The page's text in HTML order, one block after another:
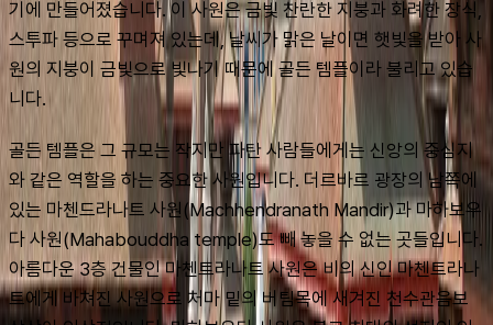
기에 만들어졌습니다. 이 사원은 금빛 찬란한 지붕과 화려한 장식,
스투파 등으로 꾸며져 있는데, 날씨가 맑은 날이면 햇빛을 받아 사
원의 지붕이 금빛으로 빛나기 때문에 골든 템플이라 불리고 있습
니다.
골든 템플은 그 규모는 작지만 파탄 사람들에게는 신앙의 중심지
와 같은 역할을 하는 중요한 사원입니다. 더르바르 광장의 남쪽에
있는 마첸드라나트 사원(Machhendranath Mandir)과 마하보우
다 사원(Mahabouddha temple)도 빼 놓을 수 없는 곳들입니다.
아름다운 3층 건물인 마첸트라나트 사원은 비의 신인 마첸트라나
트에게 바쳐진 사원으로 처마 밑의 버팀목에 새겨진 천수관음보